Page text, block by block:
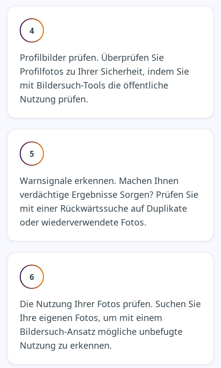
4
Profilbilder prüfen. Überprüfen Sie
Profilfotos zu Ihrer Sicherheit, indem Sie
mit Bildersuch-Tools die öffentliche
Nutzung prüfen.
5
Warnsignale erkennen. Machen Ihnen
verdächtige Ergebnisse Sorgen? Prüfen Sie
mit einer Rückwärtssuche auf Duplikate
oder wiederverwendete Fotos.
6
Die Nutzung Ihrer Fotos prüfen. Suchen Sie
Ihre eigenen Fotos, um mit einem
Bildersuch-Ansatz mögliche unbefugte
Nutzung zu erkennen.